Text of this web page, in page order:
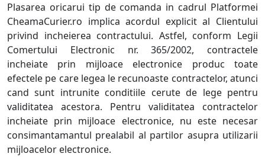
Plasarea oricarui tip de comanda in cadrul Platformei
CheamaCurier.ro implica acordul explicit al Clientului
privind incheierea contractului. Astfel, conform Legii
Comertului Electronic nr. 365/2002, contractele
incheiate prin mijloace electronice produc toate
efectele pe care legea le recunoaste contractelor, atunci
cand sunt intrunite conditiile cerute de lege pentru
validitatea acestora. Pentru validitatea contractelor
incheiate prin mijloace electronice, nu este necesar
consimantamantul prealabil al partilor asupra utilizarii
mijloacelor electronice.